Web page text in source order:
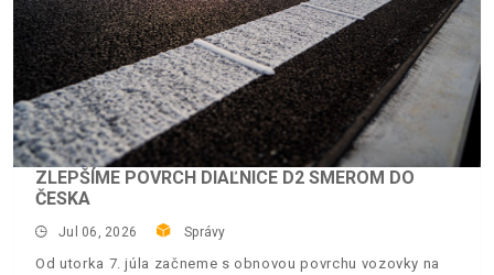
ZLEPŠÍME POVRCH DIAĽNICE D2 SMEROM DO
ČESKA
Jul 06, 2026 Správy
Od utorka 7. júla začneme s obnovou povrchu vozovky na